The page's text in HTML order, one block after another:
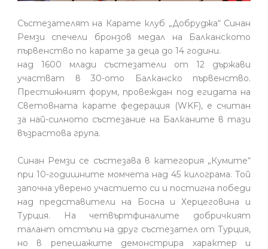
Състезателят на Карате клуб „Добруджа“ Синан
Ремзи спечели бронзов медал на Балканското
първенство по карате за деца до 14 години.
над 1600 млади състезатели от 12 държави
участват в 30-ото Балканско първенство.
Престижният форум, провеждан под егидата на
Световната карате федерация (WKF), е считан
за най-силното състезание на Балканите в тази
възрастова група.
Синан Ремзи се състезава в категория „Кумите“
при 10-годишните момчета над 45 килограма. Той
започна уверено участието си и постигна победи
над представители на Босна и Херцеговина и
Турция. На четвъртфиналите добричкият
талант отстъпи на друг състезател от Турция,
но в репешажите демонстрира характер и